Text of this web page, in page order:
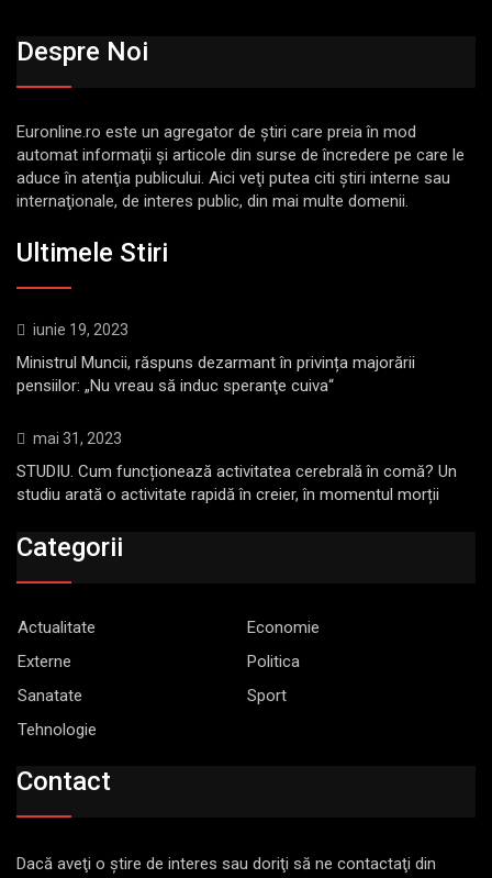
Despre Noi
Euronline.ro este un agregator de ştiri care preia în mod
automat informaţii şi articole din surse de încredere pe care le
aduce în atenţia publicului. Aici veţi putea citi ştiri interne sau
internaţionale, de interes public, din mai multe domenii.
Ultimele Stiri
iunie 19, 2023
Ministrul Muncii, răspuns dezarmant în privința majorării
pensiilor: „Nu vreau să induc speranţe cuiva“
mai 31, 2023
STUDIU. Cum funcționează activitatea cerebrală în comă? Un
studiu arată o activitate rapidă în creier, în momentul morții
Categorii
Actualitate
Economie
Externe
Politica
Sanatate
Sport
Tehnologie
Contact
Dacă aveţi o ştire de interes sau doriţi să ne contactaţi din